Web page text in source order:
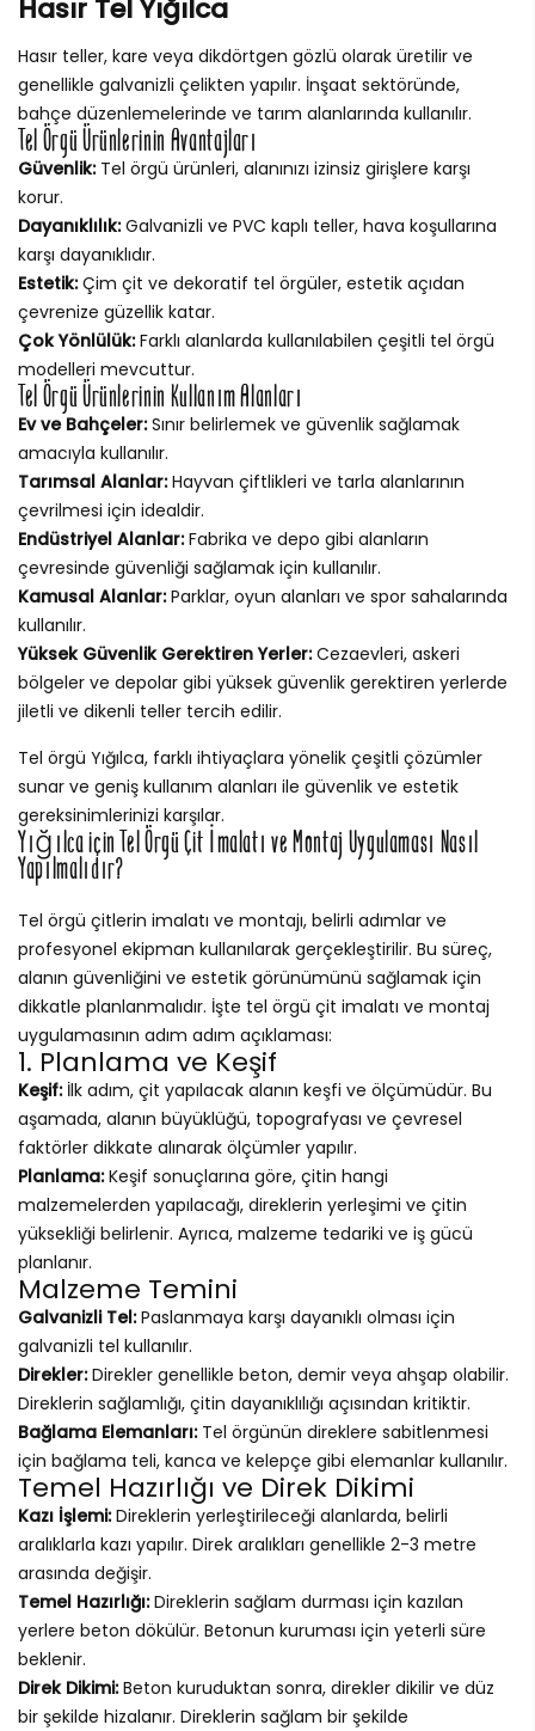
Hasır Tel Yığılca
Hasır teller, kare veya dikdörtgen gözlü olarak üretilir ve
genellikle galvanizli çelikten yapılır. İnşaat sektöründe,
bahçe düzenlemelerinde ve tarım alanlarında kullanılır.
Tel Örgü Ürünlerinin Avantajları
Güvenlik:Tel örgü ürünleri, alanınızı izinsiz girişlere karşı
korur.
Dayanıklılık:Galvanizli ve PVC kaplı teller, hava koşullarına
karşı dayanıklıdır.
Estetik:Çim çit ve dekoratif tel örgüler, estetik açıdan
çevrenize güzellik katar.
Çok Yönlülük:Farklı alanlarda kullanılabilen çeşitli tel örgü
modelleri mevcuttur.
Tel Örgü Ürünlerinin Kullanım Alanları
Ev ve Bahçeler:Sınır belirlemek ve güvenlik sağlamak
amacıyla kullanılır.
Tarımsal Alanlar:Hayvan çiftlikleri ve tarla alanlarının
çevrilmesi için idealdir.
Endüstriyel Alanlar:Fabrika ve depo gibi alanların
çevresinde güvenliği sağlamak için kullanılır.
Kamusal Alanlar:Parklar, oyun alanları ve spor sahalarında
kullanılır.
Yüksek Güvenlik Gerektiren Yerler:Cezaevleri, askeri
bölgeler ve depolar gibi yüksek güvenlik gerektiren yerlerde
jiletli ve dikenli teller tercih edilir.
Tel örgü Yığılca, farklı ihtiyaçlara yönelik çeşitli çözümler
sunar ve geniş kullanım alanları ile güvenlik ve estetik
gereksinimlerinizi karşılar.
Yığılca için Tel Örgü Çit İmalatı ve Montaj Uygulaması Nasıl
Yapılmalıdır?
Tel örgü çitlerin imalatı ve montajı, belirli adımlar ve
profesyonel ekipman kullanılarak gerçekleştirilir. Bu süreç,
alanın güvenliğini ve estetik görünümünü sağlamak için
dikkatle planlanmalıdır. İşte tel örgü çit imalatı ve montaj
uygulamasının adım adım açıklaması:
1. Planlama ve Keşif
Keşif:İlk adım, çit yapılacak alanın keşfi ve ölçümüdür. Bu
aşamada, alanın büyüklüğü, topografyası ve çevresel
faktörler dikkate alınarak ölçümler yapılır.
Planlama:Keşif sonuçlarına göre, çitin hangi
malzemelerden yapılacağı, direklerin yerleşimi ve çitin
yüksekliği belirlenir. Ayrıca, malzeme tedariki ve iş gücü
planlanır.
Malzeme Temini
Galvanizli Tel:Paslanmaya karşı dayanıklı olması için
galvanizli tel kullanılır.
Direkler:Direkler genellikle beton, demir veya ahşap olabilir.
Direklerin sağlamlığı, çitin dayanıklılığı açısından kritiktir.
Bağlama Elemanları:Tel örgünün direklere sabitlenmesi
için bağlama teli, kanca ve kelepçe gibi elemanlar kullanılır.
Temel Hazırlığı ve Direk Dikimi
Kazı İşlemi:Direklerin yerleştirileceği alanlarda, belirli
aralıklarla kazı yapılır. Direk aralıkları genellikle 2-3 metre
arasında değişir.
Temel Hazırlığı:Direklerin sağlam durması için kazılan
yerlere beton dökülür. Betonun kuruması için yeterli süre
beklenir.
Direk Dikimi:Beton kuruduktan sonra, direkler dikilir ve düz
bir şekilde hizalanır. Direklerin sağlam bir şekilde